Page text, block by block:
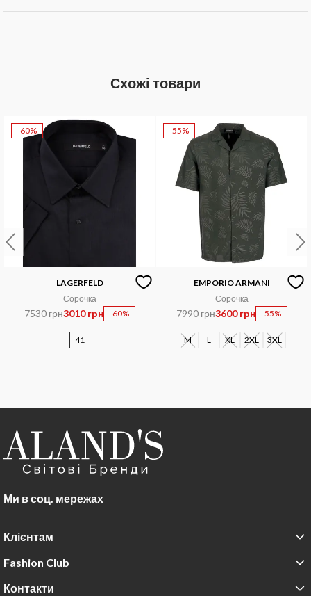
Схожі товари
-60%
LAGERFELD
Сорочка
7530 грн3010 грн -60%
41
-55%
EMPORIO ARMANI
Сорочка
7990 грн3600 грн -55%
M L XL 2XL 3XL
Ми в соц. мережах
Клієнтам
Fashion Club
Контакти